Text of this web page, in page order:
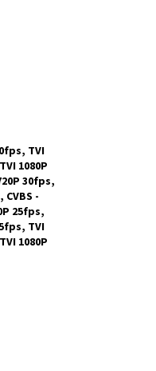
TVI
1080P
30fps,
CVBS -
25fps,
TVI
1080P